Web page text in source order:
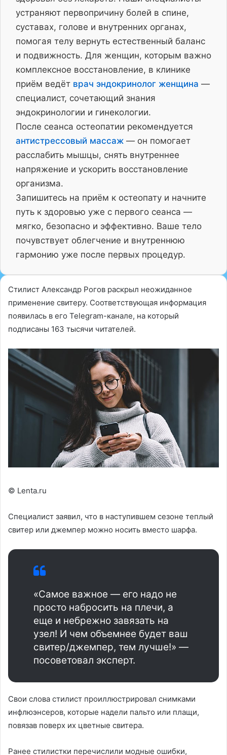
устраняют первопричину болей в спине,
суставах, голове и внутренних органах,
помогая телу вернуть естественный баланс
и подвижность. Для женщин, которым важно
комплексное восстановление, в клинике
приём ведёт врач эндокринолог женщина —
специалист, сочетающий знания
эндокринологии и гинекологии.
После сеанса остеопатии рекомендуется
антистрессовый массаж — он помогает
расслабить мышцы, снять внутреннее
напряжение и ускорить восстановление
организма.
Запишитесь на приём к остеопату и начните
путь к здоровью уже с первого сеанса —
мягко, безопасно и эффективно. Ваше тело
почувствует облегчение и внутреннюю
гармонию уже после первых процедур.
Стилист Александр Рогов раскрыл неожиданное
применение свитеру. Соответствующая информация
появилась в его Telegram-канале, на который
подписаны 163 тысячи читателей.
© Lenta.ru
Специалист заявил, что в наступившем сезоне теплый
свитер или джемпер можно носить вместо шарфа.
«Самое важное — его надо не
просто набросить на плечи, а
еще и небрежно завязать на
узел! И чем объемнее будет ваш
свитер/джемпер, тем лучше!» —
посоветовал эксперт.
Свои слова стилист проиллюстрировал снимками
инфлюэнсеров, которые надели пальто или плащи,
повязав поверх их цветные свитера.
Ранее стилистки перечислили модные ошибки,